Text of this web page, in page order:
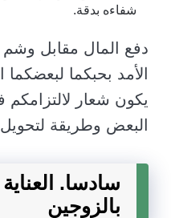
شفاءه بدقة.
دفع المال مقابل
الأمد بحبكما
يكون شعار
البعض وطريقة
سادسا.
بالزوجين